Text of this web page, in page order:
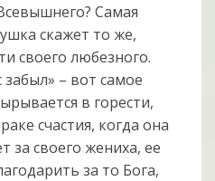
Самая
скажет то же,
своего любезного.
– вот самое
в горести,
счастия, когда она
за своего жениха, ее
за то Бога,